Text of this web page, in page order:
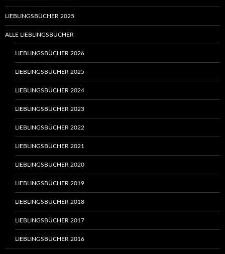
LIEBLINGSBÜCHER 2025
ALLE LIEBLINGSBÜCHER
LIEBLINGSBÜCHER 2026
LIEBLINGSBÜCHER 2025
LIEBLINGSBÜCHER 2024
LIEBLINGSBÜCHER 2023
LIEBLINGSBÜCHER 2022
LIEBLINGSBÜCHER 2021
LIEBLINGSBÜCHER 2020
LIEBLINGSBÜCHER 2019
LIEBLINGSBÜCHER 2018
LIEBLINGSBÜCHER 2017
LIEBLINGSBÜCHER 2016